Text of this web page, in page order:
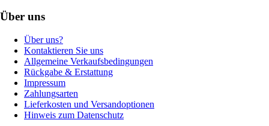
Über uns
Über uns?
Kontaktieren Sie uns
Allgemeine Verkaufsbedingungen
Rückgabe & Erstattung
Impressum
Zahlungsarten
Lieferkosten und Versandoptionen
Hinweis zum Datenschutz